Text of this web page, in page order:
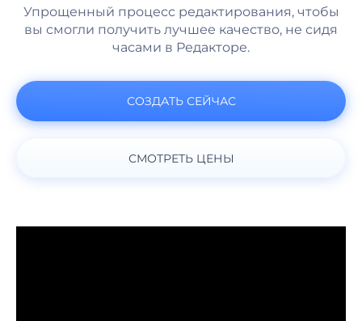
Упрощенный процесс редактирования, чтобы
вы смогли получить лучшее качество, не сидя
часами в Редакторе.
СОЗДАТЬ СЕЙЧАС
СМОТРЕТЬ ЦЕНЫ